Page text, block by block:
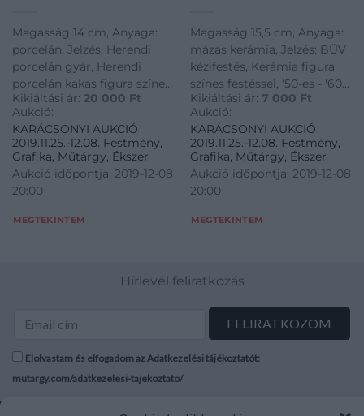
Magasság 14 cm, Anyaga:
porcelán, Jelzés: Herendi
porcelán gyár, Herendi
porcelán kakas figura színes
pikkelymintás festéssel
Kikiáltási ár: 20 000 Ft
Aukció:
KARÁCSONYI AUKCIÓ
2019.11.25.-12.08. Festmény,
Grafika, Műtárgy, Ékszer
Aukció időpontja: 2019-12-08
20:00
MEGTEKINTEM
Magasság 15,5 cm, Anyaga:
mázas kerámia, Jelzés: BÜV
kézifestés, Kerámia figura
színes festéssel, '50-es - '60-
as évek terméke, eredeti
gyári etikett cédula
Kikiáltási ár: 7 000 Ft
Aukció:
KARÁCSONYI AUKCIÓ
2019.11.25.-12.08. Festmény,
Grafika, Műtárgy, Ékszer
Aukció időpontja: 2019-12-08
20:00
MEGTEKINTEM
Hírlevél feliratkozás
Elolvastam és elfogadom az Adatkezelési tájékoztatót:
mutargy.com/adatkezelesi-tajekoztato/